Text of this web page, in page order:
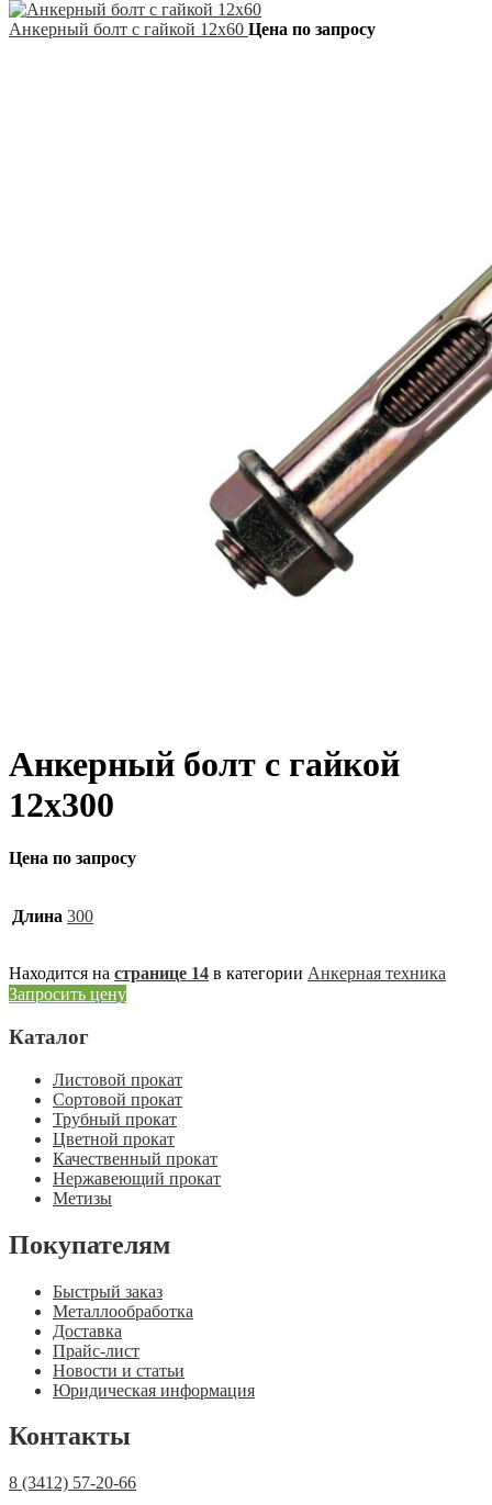
Анкерный болт с гайкой 12х60 Цена по запросу
Анкерный болт с гайкой
12х300
Цена по запросу
Длина 300
Находится на странице 14 в категории Анкерная техника
Запросить цену
Каталог
Листовой прокат
Сортовой прокат
Трубный прокат
Цветной прокат
Качественный прокат
Нержавеющий прокат
Метизы
Покупателям
Быстрый заказ
Металлообработка
Доставка
Прайс-лист
Новости и статьи
Юридическая информация
Контакты
8 (3412) 57-20-66